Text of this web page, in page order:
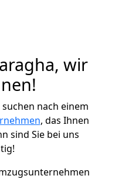
wir
nach einem
, das Ihnen
sind Sie bei uns